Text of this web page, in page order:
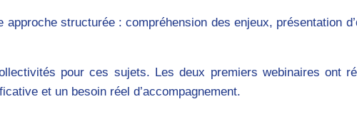
structurée : compréhension des enjeux, présentation
pour ces sujets. Les deux premiers webinaires ont
et un besoin réel d’accompagnement.